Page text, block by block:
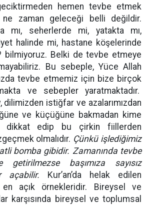
hemen tevbe etmek
ne zaman geleceği belli değildir.
mı, seherlerde mi, yatakta mı,
halinde mi, hastane köşelerinde
bilmiyoruz. Belki de tevbe etmeye
Bu sebeple, Yüce Allah
tevbe etmemiz için bize birçok
ve sebepler yaratmaktadır.
dilimizden istiğfar ve azalarımızdan
ve küçüğüne bakmadan kime
dikkat edip bu çirkin fiillerden
olmalıdır. Çünkü işlediğimiz
bomba gibidir. Zamanında tevbe
başımıza sayısız
açabilir. Kur’an’da helak edilen
açık örnekleridir. Bireysel ve
karşısında bireysel ve toplumsal